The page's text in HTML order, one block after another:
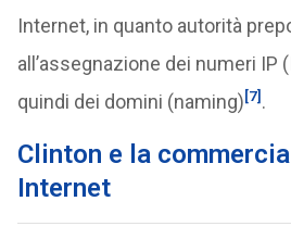
Internet, in quanto autorità
all’assegnazione dei numeri IP
quindi dei domini (naming)[7] .
Clinton e la
Internet